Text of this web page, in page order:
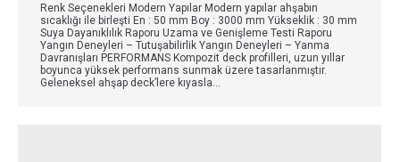
Renk Seçenekleri Modern Yapılar Modern yapılar ahşabın
sıcaklığı ile birleşti En : 50 mm Boy : 3000 mm Yükseklik : 30 mm
Suya Dayanıklılık Raporu Uzama ve Genişleme Testi Raporu
Yangın Deneyleri – Tutuşabilirlik Yangın Deneyleri – Yanma
Davranışları PERFORMANS Kompozit deck profilleri, uzun yıllar
boyunca yüksek performans sunmak üzere tasarlanmıştır.
Geleneksel ahşap deck’lere kıyasla…